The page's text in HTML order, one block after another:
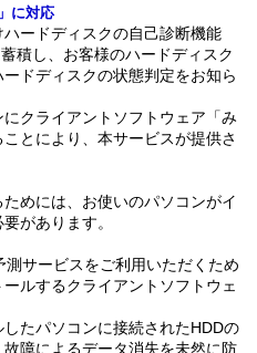
に対応
ードディスクの自己診断機能
積し、お客様のハードディスク
ドディスクの状態判定をお知ら
クライアントソフトウェア「み
とにより、本サービスが提供さ
めには、お使いのパソコンがイ
があります。
測サービスをご利用いただくため
ルするクライアントソフトウェ
したパソコンに接続されたHDDの
障によるデータ消失を未然に防